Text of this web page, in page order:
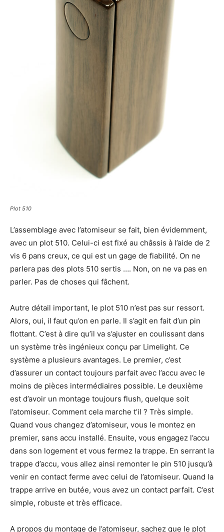
Plot 510
L’assemblage avec l’atomiseur se fait, bien évidemment,
avec un plot 510. Celui-ci est fixé au châssis à l’aide de 2
vis 6 pans creux, ce qui est un gage de fiabilité. On ne
parlera pas des plots 510 sertis …. Non, on ne va pas en
parler. Pas de choses qui fâchent.
Autre détail important, le plot 510 n’est pas sur ressort.
Alors, oui, il faut qu’on en parle. Il s’agit en fait d’un pin
flottant. C’est à dire qu’il va s’ajuster en coulissant dans
un système très ingénieux conçu par Limelight. Ce
système a plusieurs avantages. Le premier, c’est
d’assurer un contact toujours parfait avec l’accu avec le
moins de pièces intermédiaires possible. Le deuxième
est d’avoir un montage toujours flush, quelque soit
l’atomiseur. Comment cela marche t’il ? Très simple.
Quand vous changez d’atomiseur, vous le montez en
premier, sans accu installé. Ensuite, vous engagez l’accu
dans son logement et vous fermez la trappe. En serrant la
trappe d’accu, vous allez ainsi remonter le pin 510 jusqu’à
venir en contact ferme avec celui de l’atomiseur. Quand la
trappe arrive en butée, vous avez un contact parfait. C’est
simple, robuste et très efficace.
A propos du montage de l’atomiseur, sachez que le plot